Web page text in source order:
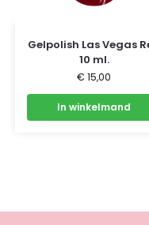
Gelpolish Las Vegas
10 ml.
€ 15,00
In winkelmand